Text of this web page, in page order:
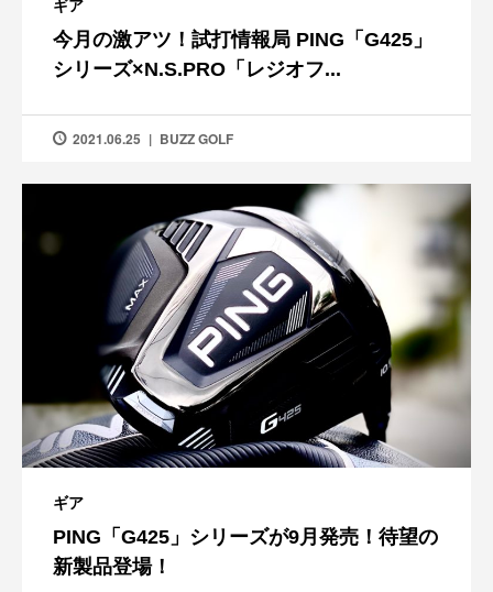
ギア
今月の激アツ！試打情報局 PING「G425」
シリーズ×N.S.PRO「レジオフ...
2021.06.25 BUZZ GOLF
ギア
PING「G425」シリーズが9月発売！待望の
新製品登場！